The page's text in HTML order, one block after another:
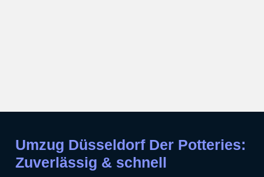
Umzug Düsseldorf Der Potteries:
Zuverlässig & schnell